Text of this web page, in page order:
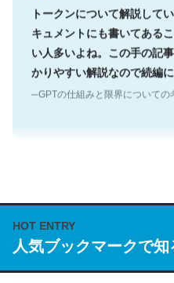
トークンについて解説して
キュメントにも書いてある
い人多いよね。この手の記
かりやすい解説なので続編に
─GPTの仕組みと限界について
説してる記事が少ないので
https://
/064121
─GPTの仕組みと限界についての
HOT ENTRY
人気ブックマークで知